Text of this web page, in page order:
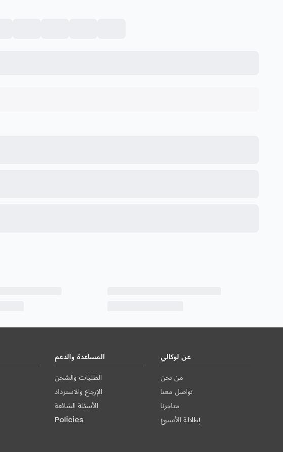
المساعدة والدعم
الطلبات والشحن
الإرجاع والاسترداد
الأسئلة الشائعة
Policies
عن لوكالي
من نحن
تواصل معنا
متاجرنا
إطلالة الأسبوع